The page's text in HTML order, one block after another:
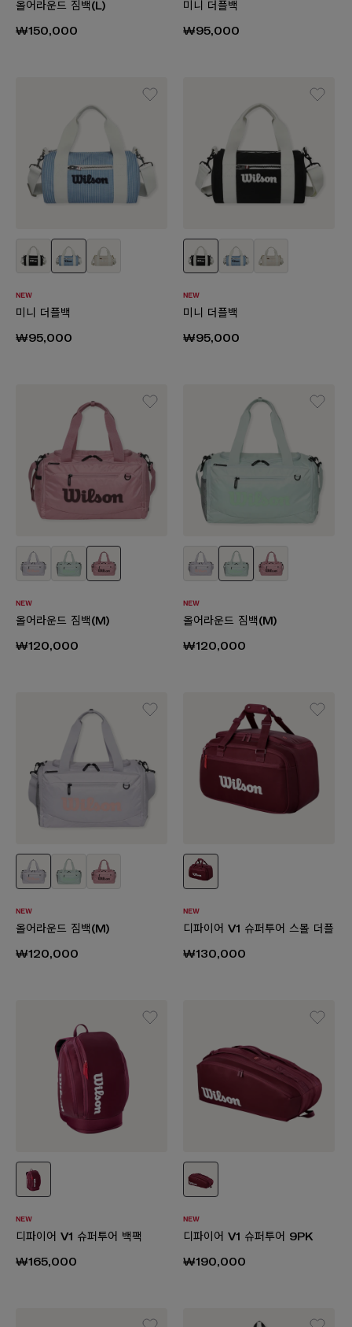
올어라운드 짐백(L)
₩150,000
미니 더플백
₩95,000
미니 더플백
₩95,000
미니 더플백
₩95,000
올어라운드 짐백(M)
₩120,000
올어라운드 짐백(M)
₩120,000
올어라운드 짐백(M)
₩120,000
디파이어 V1 슈퍼투어 스몰 더플
₩130,000
디파이어 V1 슈퍼투어 백팩
₩165,000
디파이어 V1 슈퍼투어 9PK
₩190,000